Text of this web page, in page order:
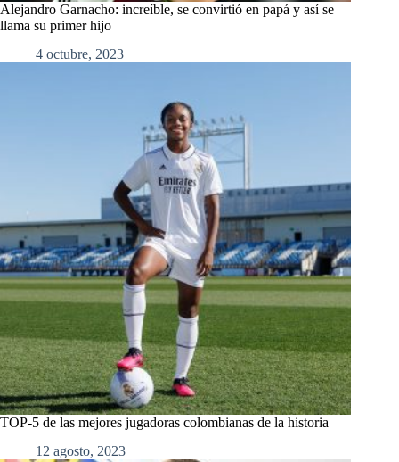
Alejandro Garnacho: increíble, se convirtió en papá y así se
llama su primer hijo
4 octubre, 2023
TOP-5 de las mejores jugadoras colombianas de la historia
12 agosto, 2023